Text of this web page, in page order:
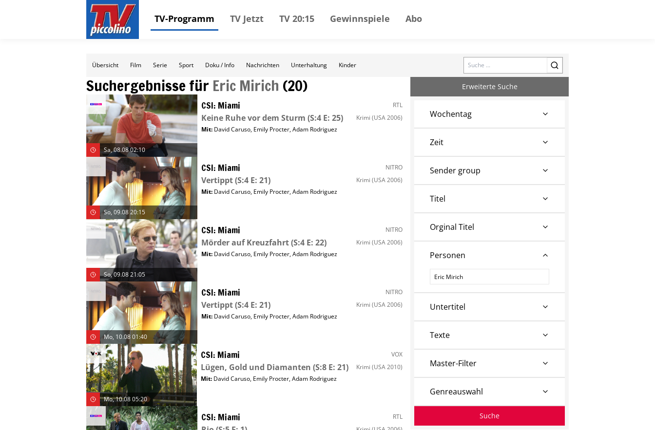
TV-Programm TV Jetzt TV 20:15 Gewinnspiele Abo
Übersicht Film Serie Sport Doku / Info Nachrichten Unterhaltung Kinder Search
Suchergebnisse für Eric Mirich (20)
Sa, 08.08 02:10
CSI: Miami RTL
Keine Ruhe vor dem Sturm (S:4 E: 25) Krimi (USA 2006)
Mit: David Caruso, Emily Procter,Adam Rodriguez
So, 09.08 20:15
CSI: Miami NITRO
Vertippt(S:4 E: 21) Krimi (USA 2006)
Mit: David Caruso, Emily Procter,Adam Rodriguez
So, 09.08 21:05
CSI: Miami NITRO
Mörder auf Kreuzfahrt(S:4 E: 22) Krimi (USA 2006)
Mit: David Caruso, Emily Procter,Adam Rodriguez
Mo, 10.08 01:40
CSI: Miami NITRO
Vertippt(S:4 E: 21) Krimi (USA 2006)
Mit: David Caruso, Emily Procter,Adam Rodriguez
Mo, 10.08 05:20
CSI: Miami VOX
Lügen, Gold und Diamanten (S:8 E: 21) Krimi (USA 2010)
Mit: David Caruso, Emily Procter,Adam Rodriguez
CSI: Miami RTL
Erweiterte Suche
Wochentag
Zeit
Sender group
Titel
Orginal Titel
Personen
Personen
Untertitel
Texte
Master-Filter
Genreauswahl
Suche